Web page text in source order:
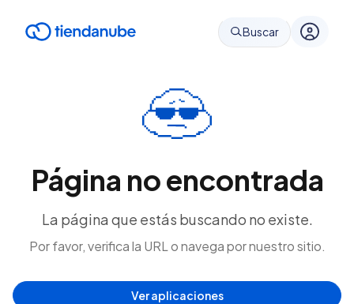
Buscar
Página no encontrada
La página que estás buscando no existe.
Por favor, verifica la URL o navega por nuestro sitio.
Ver aplicaciones